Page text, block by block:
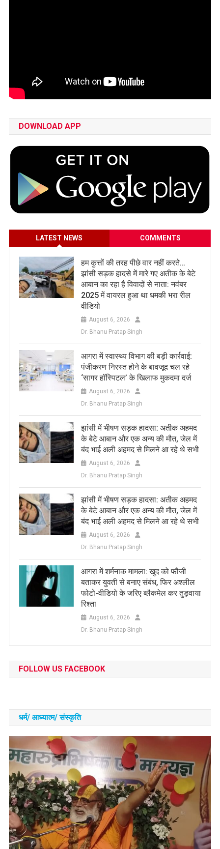
DOWNLOAD APP
LATEST NEWS COMMENTS
हम कुत्तों की तरह पीछे वार नहीं करते…
झांसी सड़क हादसे में मारे गए अतीक के बेटे
आबान का रहा है विवादों से नाता: नवंबर
2025 में वायरल हुआ था धमकी भरा रील
वीडियो
August 6, 2026
Dr. Bhanu Pratap Singh
आगरा में स्वास्थ्य विभाग की बड़ी कार्रवाई:
पंजीकरण निरस्त होने के बावजूद चल रहे
‘सागर हॉस्पिटल’ के खिलाफ मुकदमा दर्ज
August 6, 2026
Dr. Bhanu Pratap Singh
झांसी में भीषण सड़क हादसा: अतीक अहमद
के बेटे आबान और एक अन्य की मौत, जेल में
बंद भाई अली अहमद से मिलने आ रहे थे सभी
August 6, 2026
Dr. Bhanu Pratap Singh
झांसी में भीषण सड़क हादसा: अतीक अहमद
के बेटे आबान और एक अन्य की मौत, जेल में
बंद भाई अली अहमद से मिलने आ रहे थे सभी
August 6, 2026
Dr. Bhanu Pratap Singh
आगरा में शर्मनाक मामला: खुद को फौजी
बताकर युवती से बनाए संबंध, फिर अश्लील
फोटो-वीडियो के जरिए ब्लैकमेल कर तुड़वाया
रिश्ता
August 6, 2026
Dr. Bhanu Pratap Singh
FOLLOW US FACEBOOK
धर्म/ आध्‍यात्‍म/ संस्‍कृति